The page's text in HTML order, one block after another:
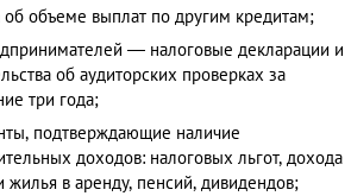
об объеме выплат по другим кредитам;
— налоговые декларации и
об аудиторских проверках за
три года;
подтверждающие наличие
доходов: налоговых льгот, дохода
жилья в аренду, пенсий, дивидендов;